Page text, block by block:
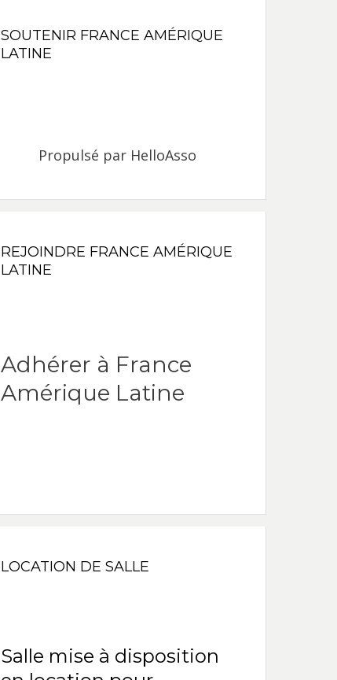
SOUTENIR FRANCE AMÉRIQUE
LATINE
Propulsé par HelloAsso
REJOINDRE FRANCE AMÉRIQUE
LATINE
Adhérer à France
Amérique Latine
LOCATION DE SALLE
Salle mise à disposition